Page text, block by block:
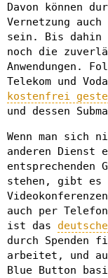
Davon können
Vernetzung
sein. Bis dahin
noch die
Anwendungen.
Telekom und
kostenfrei
und dessen
Wenn man sich
anderen Dienst
entsprechenden
stehen, gibt
auch per
ist das
durch Spenden
arbeitet, und
Blue Button